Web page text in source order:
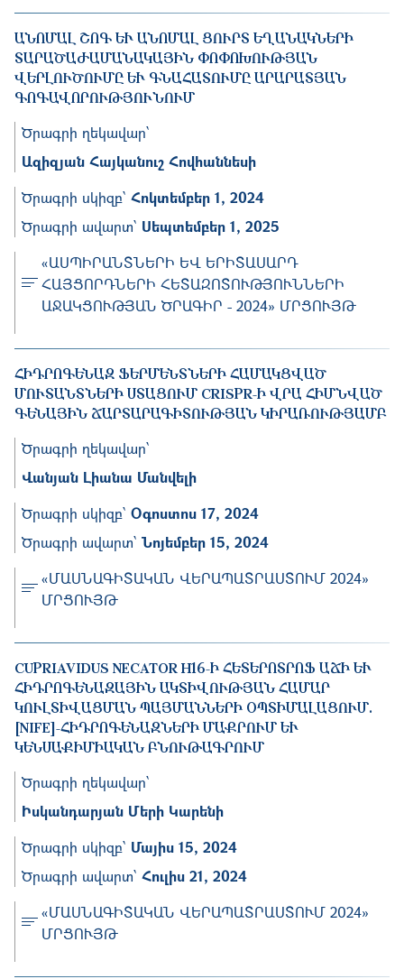
ԱՆՈՄԱԼ ՇՈԳ ԵՒ ԱՆՈՄԱԼ ՑՈՒՐՏ ԵՂԱՆԱԿՆԵՐԻ Տ
ԱՐԱԾԱԺԱՄԱՆԱԿԱՅԻՆ ՓՈՓՈԽՈՒԹՅԱՆ Վ
ԵՐԼՈՒԾՈՒՄԸ ԵՒ ԳՆԱՀԱՏՈՒՄԸ ԱՐԱՐԱՏՅԱՆ ԳՈ
ԳԱՎՈՐՈՒԹՅՈՒՆՈՒՄ
Ծրագրի ղեկավար՝
Ազիզյան Հայկանուշ Հովհաննեսի
Ծրագրի սկիզբ՝ Հոկտեմբեր 1, 2024
Ծրագրի ավարտ՝ Սեպտեմբեր 1, 2025
«ԱՍՊԻՐԱՆՏՆԵՐԻ ԵՎ ԵՐԻՏԱՍԱՐԴ
ՀԱՅՑՈՐԴՆԵՐԻ ՀԵՏԱԶՈՏՈՒԹՅՈՒՆՆԵՐԻ
ԱՋԱԿՑՈՒԹՅԱՆ ԾՐԱԳԻՐ - 2024» ՄՐՑՈՒՅԹ
ՀԻԴՐՈԳԵՆԱԶ ՖԵՐՄԵՆՏՆԵՐԻ ՀԱՄԱԿՑՎԱԾ Մ
ՈՒՏԱՆՏՆԵՐԻ ՍՏԱՑՈՒՄ CRISPR-Ի ՎՐԱ ՀԻՄՆՎԱԾ ԳԵ
ՆԱՅԻՆ ՃԱՐՏԱՐԱԳԻՏՈՒԹՅԱՆ ԿԻՐԱՌՈՒԹՅԱՄԲ
Ծրագրի ղեկավար՝
Վանյան Լիանա Մանվելի
Ծրագրի սկիզբ՝ Օգոստոս 17, 2024
Ծրագրի ավարտ՝ Նոյեմբեր 15, 2024
«ՄԱՍՆԱԳԻՏԱԿԱՆ ՎԵՐԱՊԱՏՐԱՍՏՈՒՄ 2024»
ՄՐՑՈՒՅԹ
CUPRIAVIDUS NECATOR H16-Ի ՀԵՏԵՐՈՏՐՈՖ ԱՃԻ ԵՒ Հ
ԻԴՐՈԳԵՆԱԶԱՅԻՆ ԱԿՏԻՎՈՒԹՅԱՆ ՀԱՄԱՐ Կ
ՈՒԼՏԻՎԱՑՄԱՆ ՊԱՅՄԱՆՆԵՐԻ ՕՊՏԻՄԱԼԱՑՈՒՄ. [
NIFE]-ՀԻԴՐՈԳԵՆԱԶՆԵՐԻ ՄԱՔՐՈՒՄ ԵՒ ԿԵ
ՆՍԱՔԻՄԻԱԿԱՆ ԲՆՈՒԹԱԳՐՈՒՄ
Ծրագրի ղեկավար՝
Իսկանդարյան Մերի Կարենի
Ծրագրի սկիզբ՝ Մայիս 15, 2024
Ծրագրի ավարտ՝ Հուլիս 21, 2024
«ՄԱՍՆԱԳԻՏԱԿԱՆ ՎԵՐԱՊԱՏՐԱՍՏՈՒՄ 2024»
ՄՐՑՈՒՅԹ